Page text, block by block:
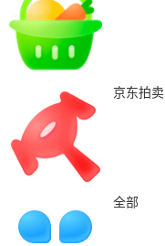
京东拍卖
全部